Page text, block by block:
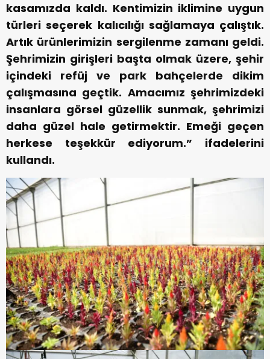
kasamızda kaldı. Kentimizin iklimine uygun
türleri seçerek kalıcılığı sağlamaya çalıştık.
Artık ürünlerimizin sergilenme zamanı geldi.
Şehrimizin girişleri başta olmak üzere, şehir
içindeki refüj ve park bahçelerde dikim
çalışmasına geçtik. Amacımız şehrimizdeki
insanlara görsel güzellik sunmak, şehrimizi
daha güzel hale getirmektir. Emeği geçen
herkese teşekkür ediyorum.” ifadelerini
kullandı.